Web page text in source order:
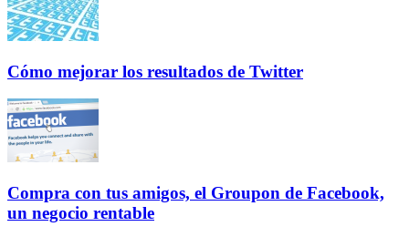
Cómo mejorar los resultados de Twitter
Compra con tus amigos, el Groupon de Facebook,
un negocio rentable